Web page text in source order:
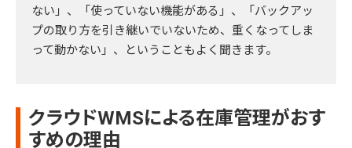
ない」、「使っていない機能がある」、「バックアッ
プの取り方を引き継いでいないため、重くなってしま
って動かない」、ということもよく聞きます。
クラウドWMSによる在庫管理がおす
すめの理由